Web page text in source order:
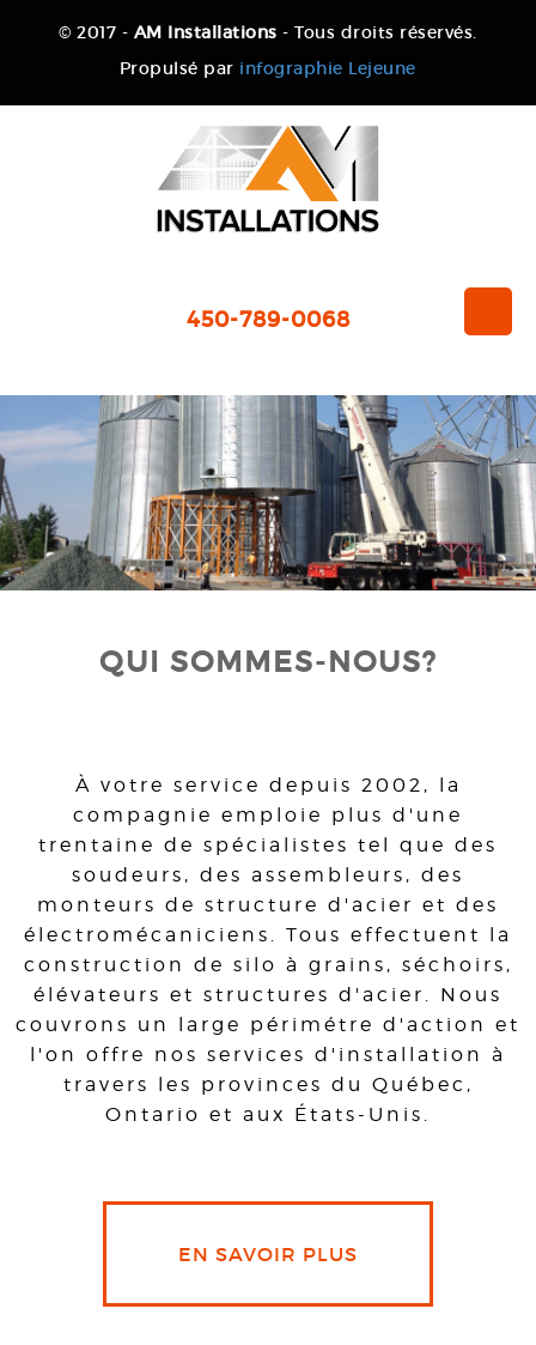
© 2017 - AM Installations - Tous droits réservés.
Propulsé par infographie Lejeune
450-789-0068
QUI SOMMES-NOUS?
À votre service depuis 2002, la
compagnie emploie plus d'une
trentaine de spécialistes tel que des
soudeurs, des assembleurs, des
monteurs de structure d'acier et des
électromécaniciens. Tous effectuent la
construction de silo à grains, séchoirs,
élévateurs et structures d'acier. Nous
couvrons un large périmétre d'action et
l'on offre nos services d'installation à
travers les provinces du Québec,
Ontario et aux États-Unis.
EN SAVOIR PLUS